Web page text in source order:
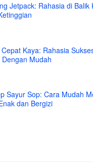
Jetpack: Rahasia di Balik
Kaya: Rahasia
Dengan Mudah
Sayur Sop: Cara Mudah
dan Bergizi